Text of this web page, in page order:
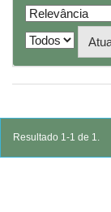
Resultado 1-1 de 1.